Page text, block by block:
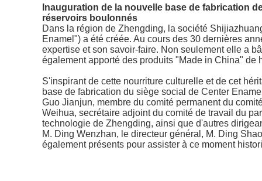
Inauguration de la nouvelle base de fabrication
réservoirs boulonnés
Dans la région de Zhengding, la société
Enamel") a été créée. Au cours des 30 dernières
expertise et son savoir-faire. Non seulement elle a
également apporté des produits "Made in China" de
S'inspirant de cette nourriture culturelle et de cet
base de fabrication du siège social de Center
Guo Jianjun, membre du comité permanent du
Weihua, secrétaire adjoint du comité de travail du
technologie de Zhengding, ainsi que d'autres
M. Ding Wenzhan, le directeur général, M. Ding
également présents pour assister à ce moment